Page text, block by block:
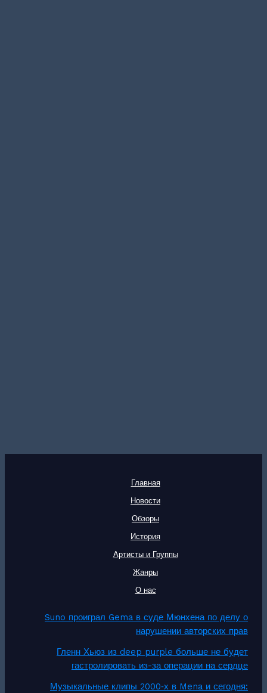
Главная
Новости
Обзоры
История
Артисты и Группы
Жанры
О нас
Suno проиграл Gema в суде Мюнхена по делу о
нарушении авторских прав
Гленн Хьюз из deep purple больше не будет
гастролировать из-за операции на сердце
Музыкальные клипы 2000‑х в Mena и сегодня: